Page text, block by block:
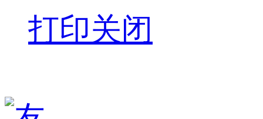
打印关闭